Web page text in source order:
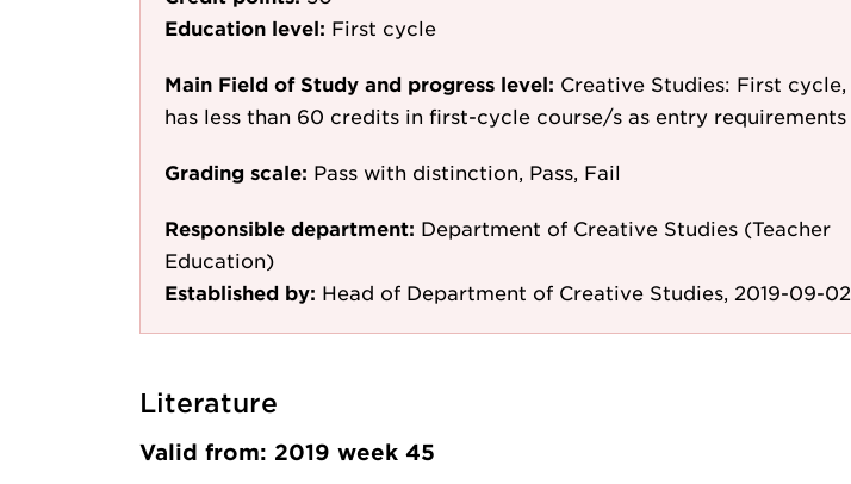
Education level: First cycle
Main Field of Study and progress level: Creative Studies: First cycle,
has less than 60 credits in first-cycle course/s as entry requirements
Grading scale: Pass with distinction, Pass, Fail
Responsible department: Department of Creative Studies (Teacher
Education)
Established by: Head of Department of Creative Studies, 2019-09-02
Literature
Valid from: 2019 week 45